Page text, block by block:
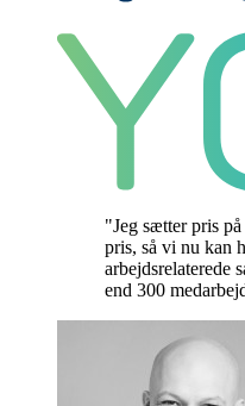
"Jeg sætter pris
pris, så vi nu kan
arbejdsrelaterede
end 300